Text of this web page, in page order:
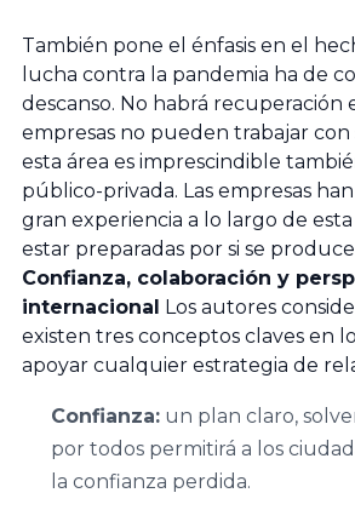
También pone el énfasis en el
lucha contra la pandemia ha de
descanso. No habrá recuperación
empresas no pueden trabajar con
esta área es imprescindible
público-privada. Las empresas
gran experiencia a lo largo de esta
estar preparadas por si se
Confianza, colaboración y
internacional Los autores
existen tres conceptos claves en
apoyar cualquier estrategia de
Confianza:un plan claro,
por todos permitirá a los
la confianza perdida.